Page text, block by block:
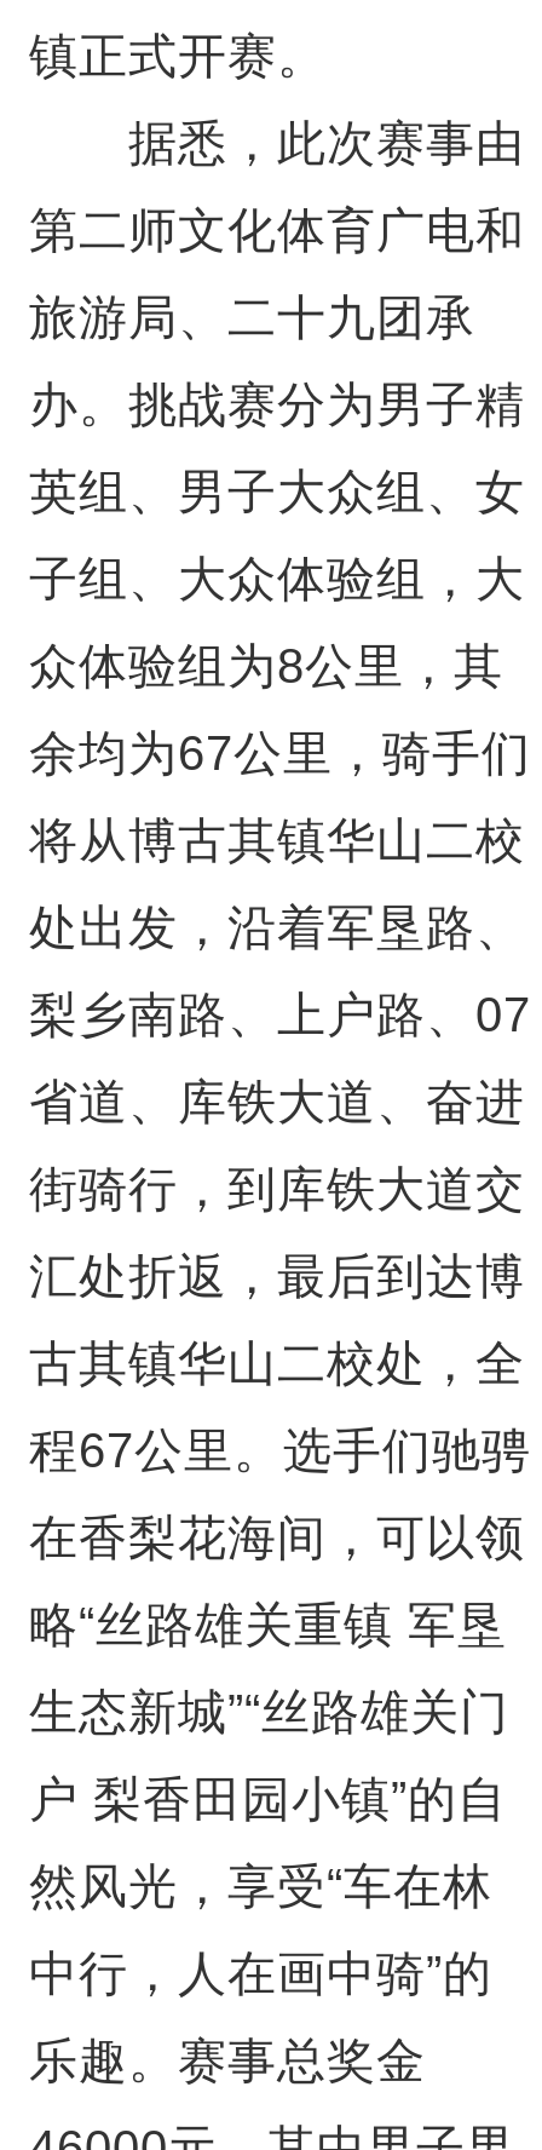
镇正式开赛。
据悉，此次赛事由
第二师文化体育广电和
旅游局、二十九团承
办。挑战赛分为男子精
英组、男子大众组、女
子组、大众体验组，大
众体验组为8公里，其
余均为67公里，骑手们
将从博古其镇华山二校
处出发，沿着军垦路、
梨乡南路、上户路、07
省道、库铁大道、奋进
街骑行，到库铁大道交
汇处折返，最后到达博
古其镇华山二校处，全
程67公里。选手们驰骋
在香梨花海间，可以领
略“丝路雄关重镇 军垦
生态新城”“丝路雄关门
户 梨香田园小镇”的自
然风光，享受“车在林
中行，人在画中骑”的
乐趣。赛事总奖金